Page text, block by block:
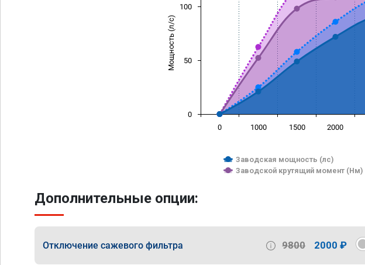
Мощность (л/с)
Заводская мощность (лс)
Заводской крутящий момент (Нм)
0 1000 1500 2000
0
50
100
Дополнительные опции:
Отключение сажевого фильтра 9800 2000 ₽